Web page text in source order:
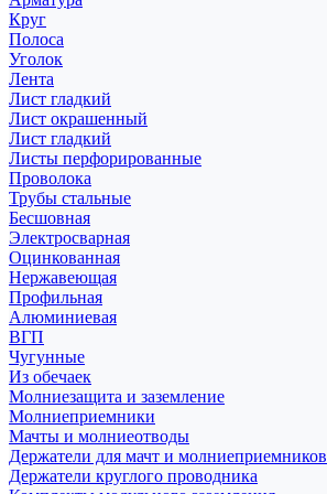
Круг
Полоса
Уголок
Лента
Лист гладкий
Лист окрашенный
Лист гладкий
Листы перфорированные
Проволока
Трубы стальные
Бесшовная
Электросварная
Оцинкованная
Нержавеющая
Профильная
Алюминиевая
ВГП
Чугунные
Из обечаек
Молниезащита и заземление
Молниеприемники
Мачты и молниеотводы
Держатели для мачт и молниеприемников
Держатели круглого проводника